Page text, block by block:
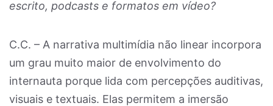
escrito, podcasts e formatos em vídeo?
C.C. – A narrativa multimídia não linear incorpora
um grau muito maior de envolvimento do
internauta porque lida com percepções auditivas,
visuais e textuais. Elas permitem a imersão